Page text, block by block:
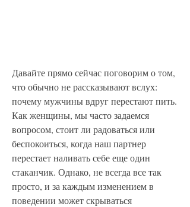
Давайте прямо сейчас поговорим о том,
что обычно не рассказывают вслух:
почему мужчины вдруг перестают пить.
Как женщины, мы часто задаемся
вопросом, стоит ли радоваться или
беспокоиться, когда наш партнер
перестает наливать себе еще один
стаканчик. Однако, не всегда все так
просто, и за каждым изменением в
поведении может скрываться